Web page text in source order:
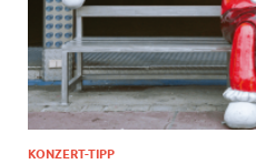
KONZERT-TIPP